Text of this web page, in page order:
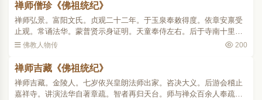
禅师僧珍《佛祖统纪》
禅师弘景。富阳文氏。贞观二十二年。于玉泉奉敕得度。依章安禀受
止观。常诵法华。蒙普贤示身证明。天童奉侍左右。后于寺南十里别
立精舍曰龙兴。天后证圣元年。诏同实叉难陀等译华严。自天后至中
佛教人物传 200
禅师吉藏《佛祖统纪》
禅师吉藏。金陵人。七岁依兴皇朗法师出家。咨决大义。后游会稽止
嘉祥寺。讲演法华自著章疏。智者再归天台。师与禅众百余人奉疏请